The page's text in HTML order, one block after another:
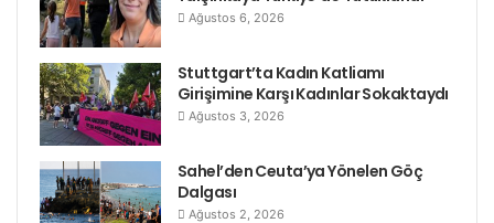
Ağustos 6, 2026
Stuttgart’ta Kadın Katliamı
Girişimine Karşı Kadınlar Sokaktaydı
Ağustos 3, 2026
Sahel’den Ceuta’ya Yönelen Göç
Dalgası
Ağustos 2, 2026